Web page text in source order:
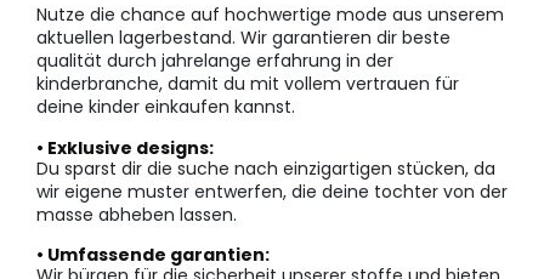
Nutze die chance auf hochwertige mode aus unserem
aktuellen lagerbestand. Wir garantieren dir beste
qualität durch jahrelange erfahrung in der
kinderbranche, damit du mit vollem vertrauen für
deine kinder einkaufen kannst.
• Exklusive designs:
Du sparst dir die suche nach einzigartigen stücken, da
wir eigene muster entwerfen, die deine tochter von der
masse abheben lassen.
• Umfassende garantien: